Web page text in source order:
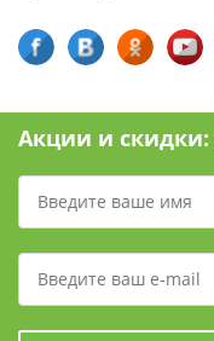
Акции и скидки: